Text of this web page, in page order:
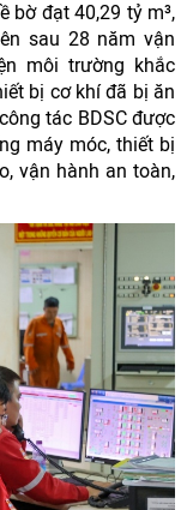
bờ đạt 40,29 tỷ m³,
sau 28 năm vận
môi trường khắc
bị cơ khí đã bị ăn
tác BDSC được
máy móc, thiết bị
vận hành an toàn,